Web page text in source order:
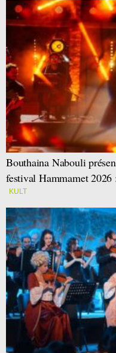
Bouthaina Nabouli
festival Hammamet 2026
KULT